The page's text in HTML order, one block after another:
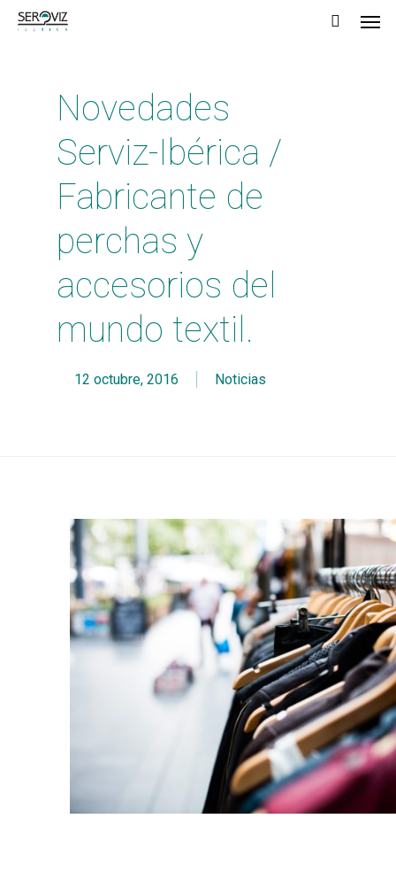
Skip
Novedades
Serviz-Ibérica /
Fabricante de
perchas y
accesorios del
mundo textil.
12 octubre, 2016 Noticias